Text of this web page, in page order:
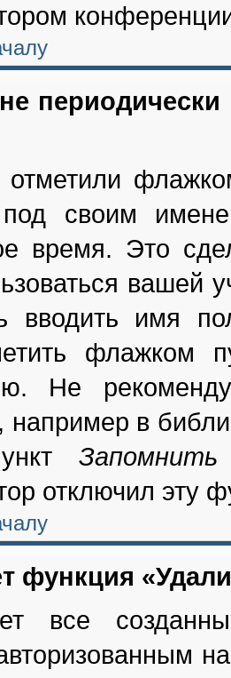
под своим
время. Это
вашей
вводить имя
флажком
Не
например в
отключил эту
функция
все